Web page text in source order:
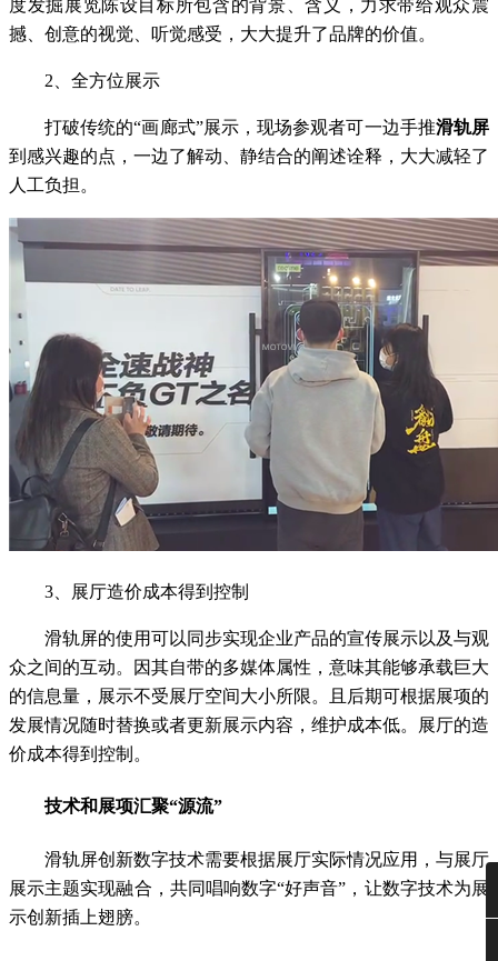
度发掘展览陈设目标所包含的背景、含义，力求带给观众震
撼、创意的视觉、听觉感受，大大提升了品牌的价值。
2、全方位展示
打破传统的“画廊式”展示，现场参观者可一边手推滑轨屏
到感兴趣的点，一边了解动、静结合的阐述诠释，大大减轻了
人工负担。
3、展厅造价成本得到控制
滑轨屏的使用可以同步实现企业产品的宣传展示以及与观
众之间的互动。因其自带的多媒体属性，意味其能够承载巨大
的信息量，展示不受展厅空间大小所限。且后期可根据展项的
发展情况随时替换或者更新展示内容，维护成本低。展厅的造
价成本得到控制。
技术和展项汇聚“源流”
滑轨屏创新数字技术需要根据展厅实际情况应用，与展厅
展示主题实现融合，共同唱响数字“好声音”，让数字技术为展
示创新插上翅膀。